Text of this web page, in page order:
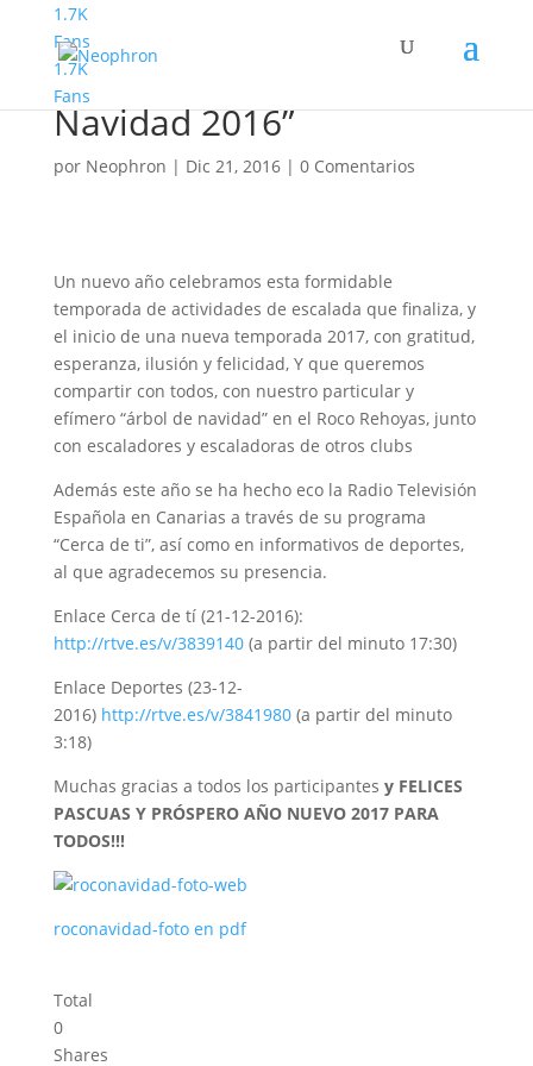
1.7K
Fans
1.7K
Fans
Divertida “Tarde de Roco
Navidad 2016”
por Neophron | Dic 21, 2016| 0 Comentarios
Un nuevo año celebramos esta formidable
temporada de actividades de escalada que finaliza, y
el inicio de una nueva temporada 2017, con gratitud,
esperanza, ilusión y felicidad, Y que queremos
compartir con todos, con nuestro particular y
efímero “árbol de navidad” en el Roco Rehoyas, junto
con escaladores y escaladoras de otros clubs
Además este año se ha hecho eco la Radio Televisión
Española en Canarias a través de su programa
“Cerca de ti”, así como en informativos de deportes,
al que agradecemos su presencia.
Enlace Cerca de tí (21-12-2016):
http://rtve.es/v/3839140(a partir del minuto 17:30)
Enlace Deportes (23-12-
2016) http://rtve.es/v/3841980(a partir del minuto
3:18)
Muchas gracias a todos los participantes y FELICES
PASCUAS Y PRÓSPERO AÑO NUEVO 2017 PARA
TODOS!!!
roconavidad-foto en pdf
Total
0
Shares